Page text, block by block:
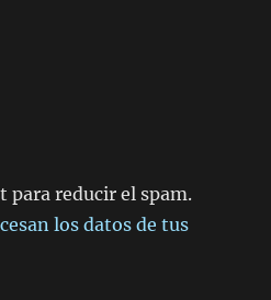
para reducir el spam.
los datos de tus